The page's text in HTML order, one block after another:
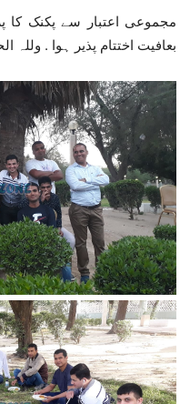
مجموعی اعتبار سے پکنک کا
بعافیت اختتام پذیر ہوا . وللہ